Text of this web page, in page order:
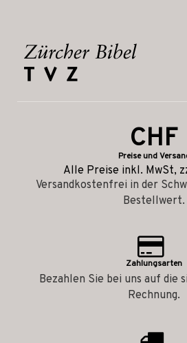
CHF
Preise und
Alle Preise inkl. MwSt,
Versandkostenfrei in der
Bestellwert.
Zahlungsarten
Bezahlen Sie bei uns auf die
Rechnung.